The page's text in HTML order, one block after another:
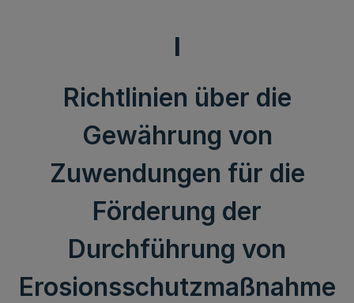
I
Richtlinien über die
Gewährung von
Zuwendungen für die
Förderung der
Durchführung von
Erosionsschutzmaßnahme